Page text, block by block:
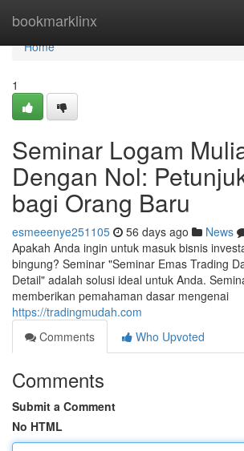
bookmarklinx
Home
Home
1
Seminar Logam
Dengan Nol:
bagi Orang Baru
esmeeenye251105 56 days ago News
Apakah Anda ingin untuk masuk bisnis
bingung? Seminar "Seminar Emas Trading
Detail" adalah solusi ideal untuk Anda.
memberikan pemahaman dasar mengenai
https://tradingmudah.com
Comments
Who Upvoted
Comments
Submit a Comment
No HTML